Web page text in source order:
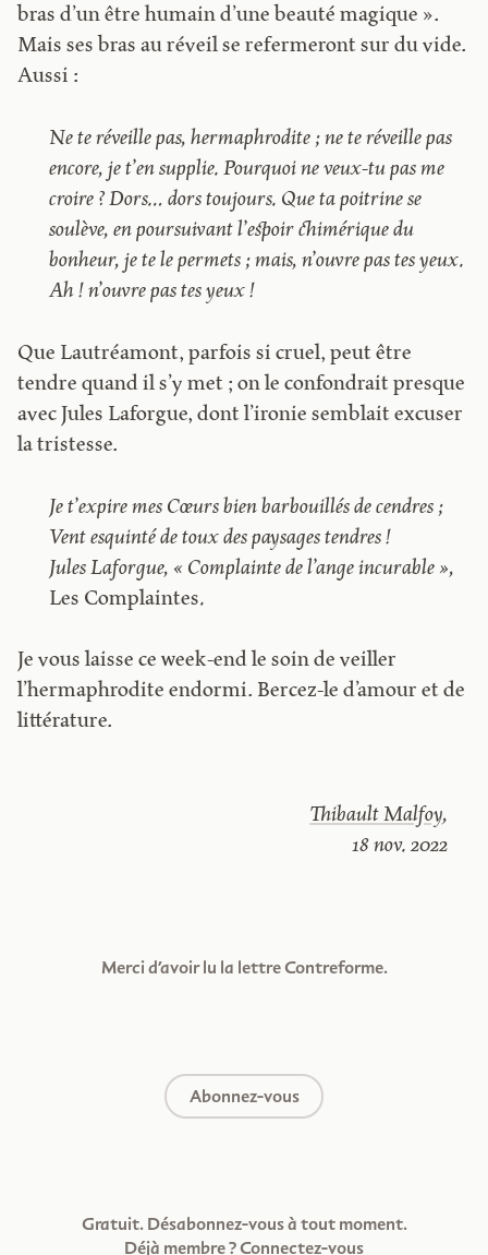
bras d’un être humain d’une beauté magique ».
Mais ses bras au réveil se refermeront sur du vide.
Aussi :
Ne te réveille pas, hermaphrodite ; ne te réveille pas
encore, je t’en supplie. Pourquoi ne veux-tu pas me
croire ? Dors… dors toujours. Que ta poitrine se
soulève, en poursuivant l’espoir chimérique du
bonheur, je te le permets ; mais, n’ouvre pas tes yeux.
Ah ! n’ouvre pas tes yeux !
Que Lautréamont, parfois si cruel, peut être
tendre quand il s’y met ; on le confondrait presque
avec Jules Laforgue, dont l’ironie semblait excuser
la tristesse.
Je t’expire mes Cœurs bien barbouillés de cendres ;
Vent esquinté de toux des paysages tendres !
Jules Laforgue, « Complainte de l’ange incurable »,
Les Complaintes.
Je vous laisse ce week-end le soin de veiller
l’hermaphrodite endormi. Bercez-le d’amour et de
littérature.
Thibault Malfoy,
18 nov. 2022
Merci d’avoir lu la lettre Contreforme.
Abonnez-vous
Gratuit. Désabonnez-vous à tout moment.
Déjà membre ?Connectez-vous